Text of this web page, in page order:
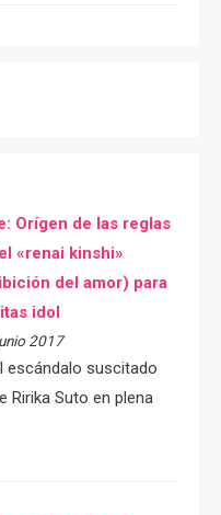
Orígen de las reglas
«renai kinshi»
del amor) para
idol
2017
escándalo suscitado
Ririka Suto en plena